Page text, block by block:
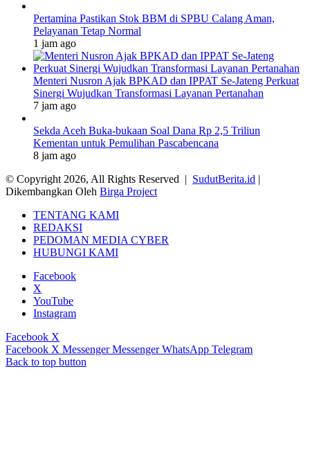
Pertamina Pastikan Stok BBM di SPBU Calang Aman,
Pelayanan Tetap Normal
1 jam ago
Menteri Nusron Ajak BPKAD dan IPPAT Se-Jateng Perkuat
Sinergi Wujudkan Transformasi Layanan Pertanahan
7 jam ago
Sekda Aceh Buka-bukaan Soal Dana Rp 2,5 Triliun
Kementan untuk Pemulihan Pascabencana
8 jam ago
© Copyright 2026, All Rights Reserved | SudutBerita.id |
Dikembangkan Oleh Birga Project
TENTANG KAMI
REDAKSI
PEDOMAN MEDIA CYBER
HUBUNGI KAMI
Facebook
X
YouTube
Instagram
Facebook X
Facebook X Messenger Messenger WhatsApp Telegram
Back to top button